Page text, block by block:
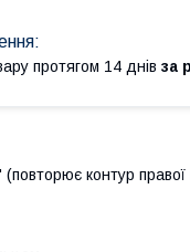
протягом 14 днів за
контур правої